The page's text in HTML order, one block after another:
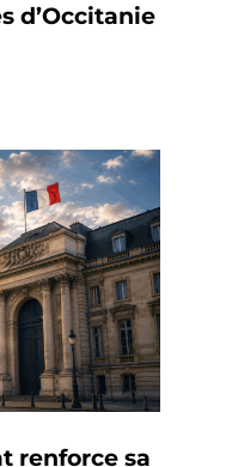
d’Occitanie
renforce sa